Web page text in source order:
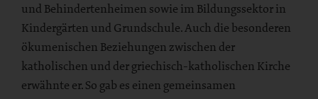
und Behindertenheimen sowie im Bildungssektor in
Kindergärten und Grundschule. Auch die besonderen
ökumenischen Beziehungen zwischen der
katholischen und der griechisch-katholischen Kirche
erwähnte er. So gab es einen gemeinsamen